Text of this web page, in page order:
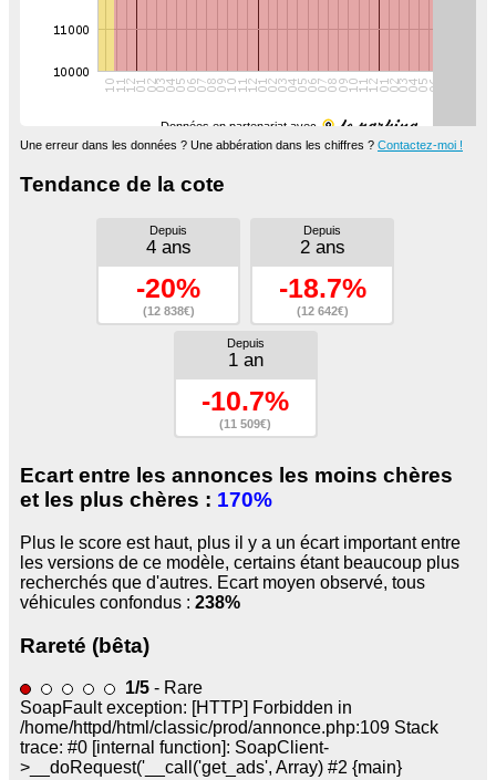
Données en partenariat avec
Une erreur dans les données ? Une abbération dans les chiffres ? Contactez-moi !
Tendance de la cote
Depuis
4 ans
-20%
(12 838€)
Depuis
2 ans
-18.7%
(12 642€)
Depuis
1 an
-10.7%
(11 509€)
Ecart entre les annonces les moins chères
et les plus chères : 170%
Plus le score est haut, plus il y a un écart important entre
les versions de ce modèle, certains étant beaucoup plus
recherchés que d'autres. Ecart moyen observé, tous
véhicules confondus : 238%
Rareté (bêta)
1/5 - Rare
SoapFault exception: [HTTP] Forbidden in
/home/httpd/html/classic/prod/annonce.php:109 Stack
trace: #0 [internal function]: SoapClient-
>__doRequest(' __call('get_ads', Array) #2 {main}